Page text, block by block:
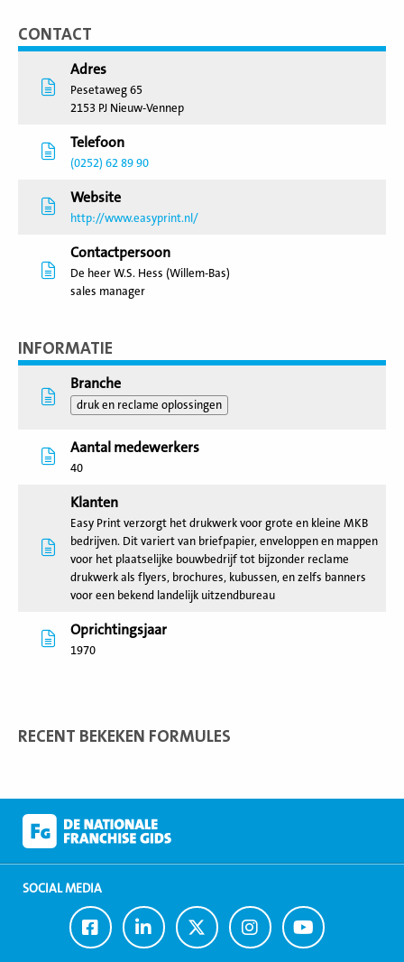
CONTACT
Adres
Pesetaweg 65
2153 PJ Nieuw-Vennep
Telefoon
(0252) 62 89 90
Website
http://www.easyprint.nl/
Contactpersoon
De heer W.S. Hess (Willem-Bas)
sales manager
INFORMATIE
Branche
druk en reclame oplossingen
Aantal medewerkers
40
Klanten
Easy Print verzorgt het drukwerk voor grote en kleine MKB
bedrijven. Dit variert van briefpapier, enveloppen en mappen
voor het plaatselijke bouwbedrijf tot bijzonder reclame
drukwerk als flyers, brochures, kubussen, en zelfs banners
voor een bekend landelijk uitzendbureau
Oprichtingsjaar
1970
RECENT BEKEKEN FORMULES
SOCIAL MEDIA
Ga
naar
Ga
naar
Ga
naar
Ga
naar
Ga
naar